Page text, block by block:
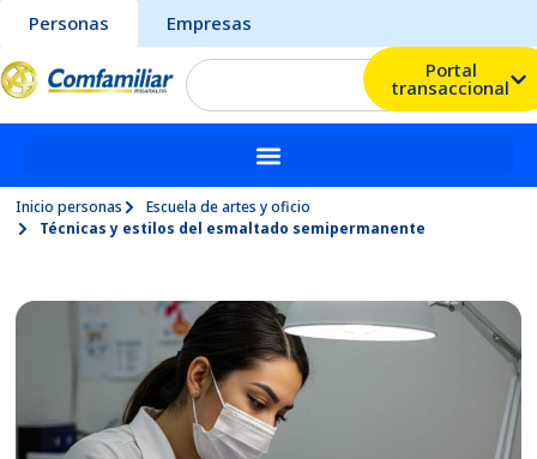
Personas
Empresas
Portal
transaccional
Inicio personas
Escuela de artes y oficio
Técnicas y estilos del esmaltado semipermanente